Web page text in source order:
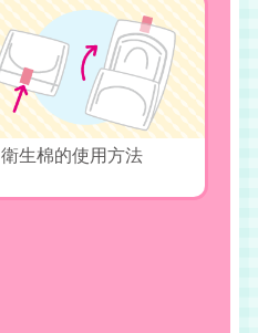
衛生棉的使用方法